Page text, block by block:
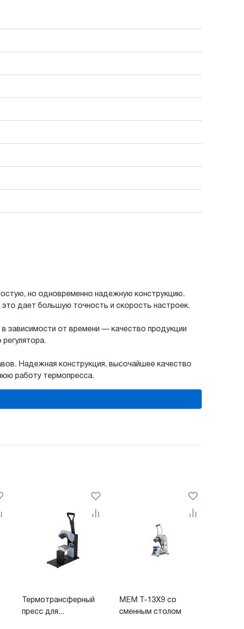
но одновременно надежную конструкцию.
дает большую точность и скорость настроек.
зависимости от времени — качество продукции
Надежная конструкция, высочайшее качество
работу термопресса.
Термотрансферный
пресс для...
MEM T-13X9 со
сменным столом